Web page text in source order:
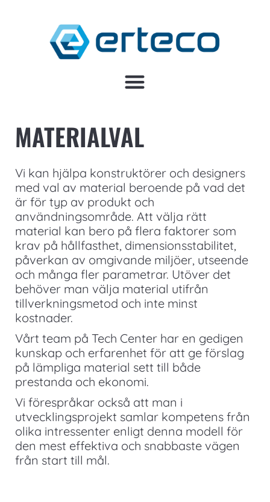
MATERIALVAL
Vi kan hjälpa konstruktörer och designers
med val av material beroende på vad det
är för typ av produkt och
användningsområde. Att välja rätt
material kan bero på flera faktorer som
krav på hållfasthet, dimensionsstabilitet,
påverkan av omgivande miljöer, utseende
och många fler parametrar. Utöver det
behöver man välja material utifrån
tillverkningsmetod och inte minst
kostnader.
Vårt team på Tech Center har en gedigen
kunskap och erfarenhet för att ge förslag
på lämpliga material sett till både
prestanda och ekonomi.
Vi förespråkar också att man i
utvecklingsprojekt samlar kompetens från
olika intressenter enligt denna modell för
den mest effektiva och snabbaste vägen
från start till mål.